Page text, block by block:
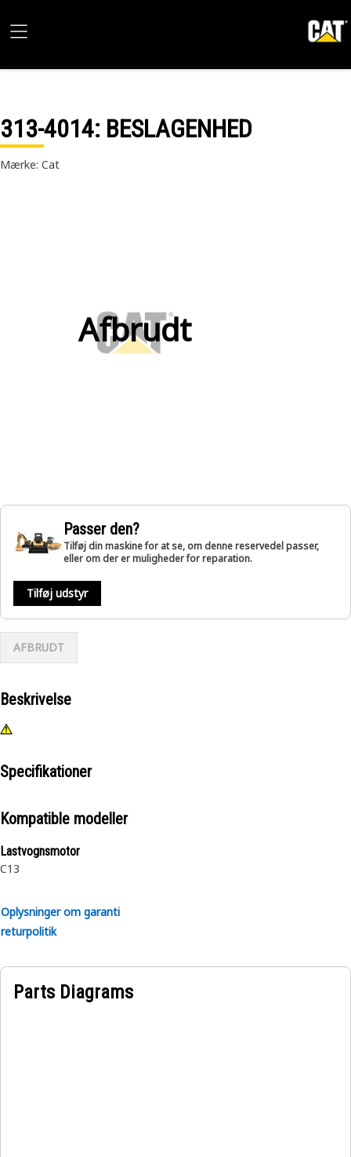
313-4014: BESLAGENHED
Mærke: Cat
Afbrudt
Passer den?
Tilføj din maskine for at se, om denne reservedel passer,
eller om der er muligheder for reparation.
Tilføj udstyr
AFBRUDT
Beskrivelse
Specifikationer
Kompatible modeller
Lastvognsmotor
C13
Oplysninger om garanti
returpolitik
Parts Diagrams